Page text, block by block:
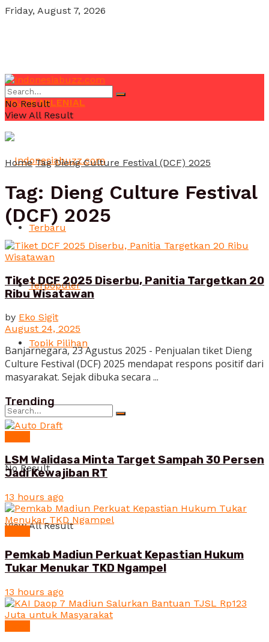
Friday, August 7, 2026
POJOK MILENIAL
Terbaru
Terpopuler
Topik Pilihan
No Result
View All Result
No Result
View All Result
Home Tag Dieng Culture Festival (DCF) 2025
Tag: Dieng Culture Festival
(DCF) 2025
Tiket DCF 2025 Diserbu, Panitia Targetkan 20
Ribu Wisatawan
by Eko Sigit
August 24, 2025
Banjarnegara, 23 Agustus 2025 - Penjualan tiket Dieng
Culture Festival (DCF) 2025 mendapat respons positif dari
masyarakat. Sejak dibuka secara ...
Trending
LSM Walidasa Minta Target Sampah 30 Persen
Jadi Kewajiban RT
13 hours ago
Pemkab Madiun Perkuat Kepastian Hukum
Tukar Menukar TKD Ngampel
13 hours ago